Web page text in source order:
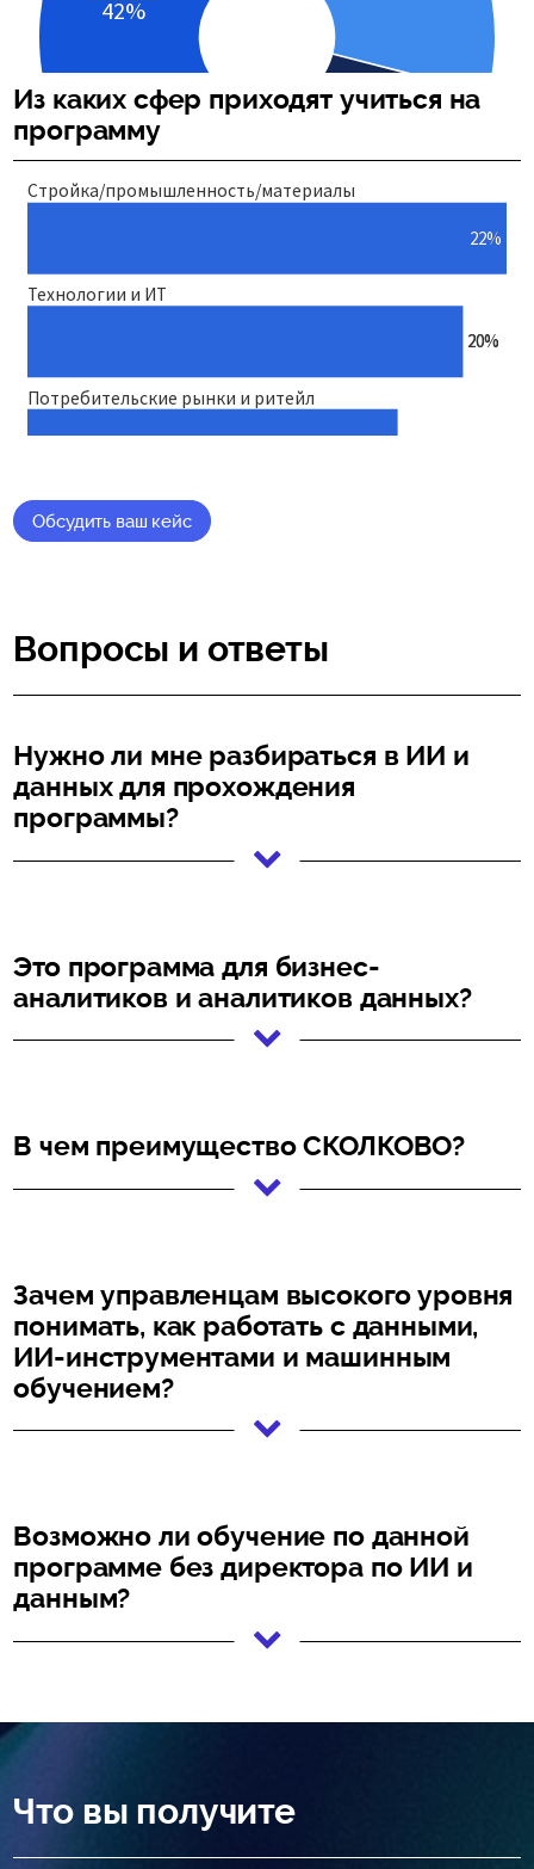
Из каких сфер приходят учиться на
программу
Обсудить ваш кейс
Вопросы и ответы
Нужно ли мне разбираться в ИИ и
данных для прохождения
программы?
Это программа для бизнес-
аналитиков и аналитиков данных?
В чем преимущество СКОЛКОВО?
Зачем управленцам высокого уровня
понимать, как работать с данными,
ИИ-инструментами и машинным
обучением?
Возможно ли обучение по данной
программе без директора по ИИ и
данным?
Что вы получите